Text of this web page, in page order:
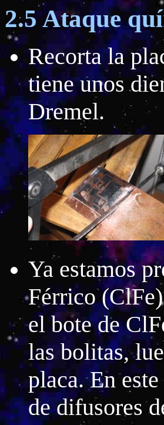
2.5 Ataque
Recorta la
tiene unos
Dremel.
Ya estamos
Férrico
el bote de
las bolitas,
placa. En
de difusores